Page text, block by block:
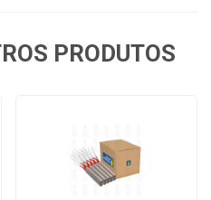
PRODUTOS